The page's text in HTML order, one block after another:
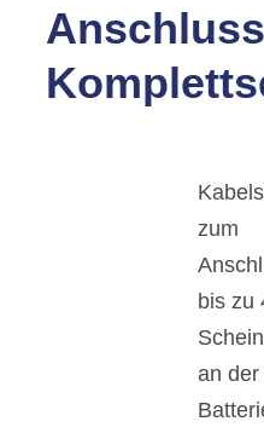
zum
bis zu
an